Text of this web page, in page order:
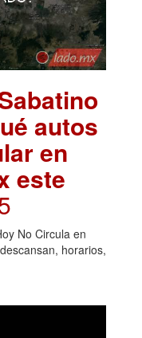
autos
en
este
No Circula en
horarios,